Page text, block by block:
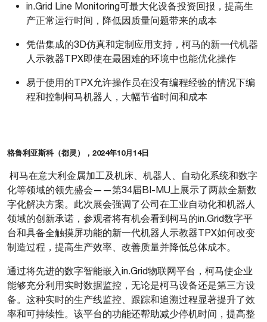
in.Grid Line Monitoring可最大化设备投资回报，提高生
产正常运行时间，降低因质量问题带来的成本
凭借集成的3D仿真和定制应用支持，柯马的新一代机器
人示教器TPX即使在最困难的环境中也能优化操作
易于使用的TPX允许操作员在没有编程经验的情况下编
程和控制柯马机器人，大幅节省时间和成本
格鲁利亚斯科（都灵），2024年10月14日
柯马在意大利金属加工及机床、机器人、自动化系统和数字
化等领域的领先盛会——第34届BI-MU上展示了两款全新数
字化解决方案。此次展会强调了公司在工业自动化和机器人
领域的创新承诺，参观者将有机会看到柯马的in.Grid数字平
台和具备全触摸屏功能的新一代机器人示教器TPX如何改变
制造过程，提高生产效率、改善质量并降低总体成本。
通过将先进的数字智能嵌入in.Grid物联网平台，柯马使企业
能够充分利用实时数据监控，无论是柯马设备还是第三方设
备。这种实时的生产线监控、跟踪和追溯过程显著提升了效
率和可持续性。该平台的功能还帮助减少停机时间，提高整